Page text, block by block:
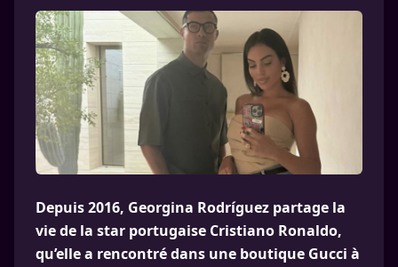
Depuis 2016, Georgina Rodríguez partage la
vie de la star portugaise Cristiano Ronaldo,
qu’elle a rencontré dans une boutique Gucci à